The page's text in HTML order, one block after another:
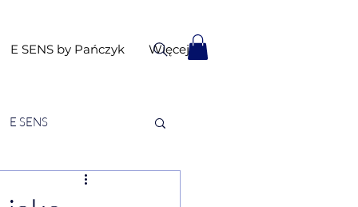
E SENS by Pańczyk Więcej
E SENS